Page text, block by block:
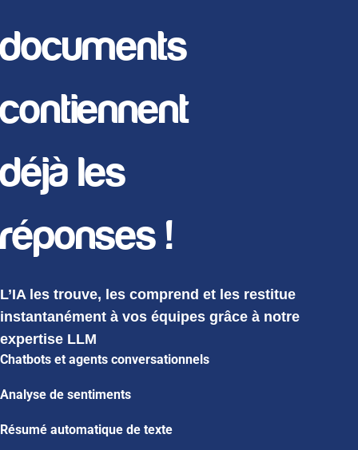
documents
contiennent
déjà les
réponses !
L’IA les trouve, les comprend et les restitue
instantanément à vos équipes grâce à notre
expertise LLM
Chatbots et agents conversationnels
Analyse de sentiments​
Résumé automatique de texte